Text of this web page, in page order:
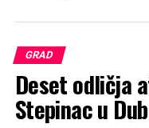
GRAD
Deset odličja
Stepinac u